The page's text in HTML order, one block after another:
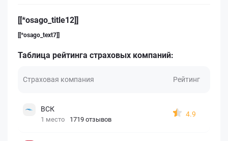
[[*osago_title12]]
[[*osago_text7]]
Таблица рейтинга страховых компаний:
Страховая компания Рейтинг
ВСК
1 место 1719 отзывов
4.9